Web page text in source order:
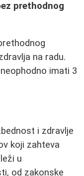
prethodnog
na radu.
imati 3
i zdravlje
koji zahteva
u
od zakonske